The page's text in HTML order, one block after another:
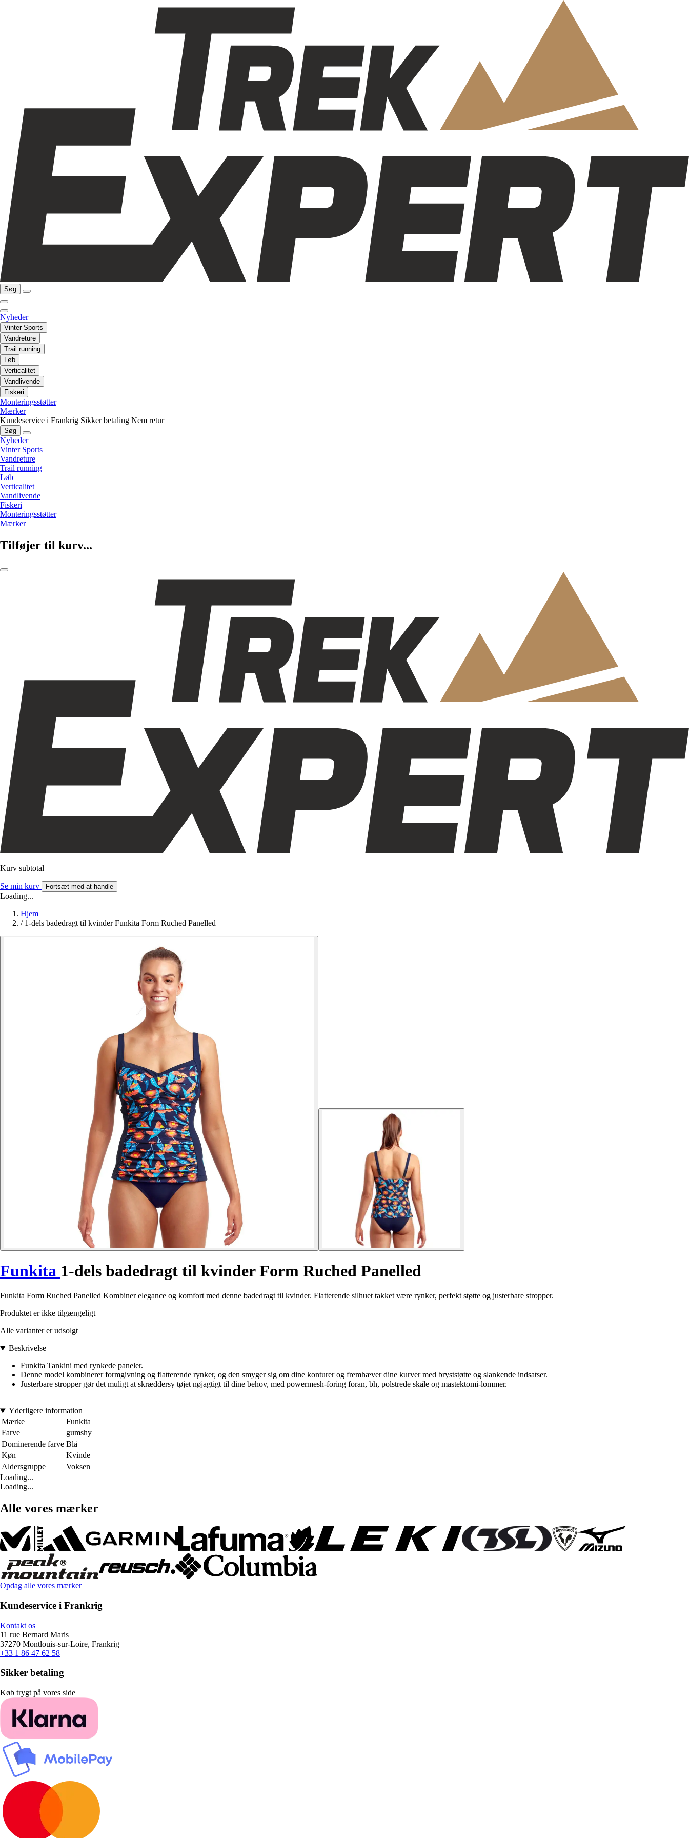
Søg
Nyheder
Vinter Sports
Vandreture
Trail running
Løb
Verticalitet
Vandlivende
Fiskeri
Monteringsstøtter
Mærker
Kundeservice i Frankrig Sikker betaling Nem retur
Søg
Nyheder
Vinter Sports
Vandreture
Trail running
Løb
Verticalitet
Vandlivende
Fiskeri
Monteringsstøtter
Mærker
Tilføjer til kurv...
Kurv subtotal
Se min kurv Fortsæt med at handle
Loading...
Hjem
/ 1-dels badedragt til kvinder Funkita Form Ruched Panelled
Funkita 1-dels badedragt til kvinder Form Ruched Panelled
Funkita Form Ruched Panelled Kombiner elegance og komfort med denne badedragt til kvinder. Flatterende silhuet takket være rynker, perfekt støtte og justerbare stropper.
Produktet er ikke tilgængeligt
Alle varianter er udsolgt
Beskrivelse
Funkita Tankini med rynkede paneler.
Denne model kombinerer formgivning og flatterende rynker, og den smyger sig om dine konturer og fremhæver dine kurver med bryststøtte og slankende indsatser.
Justerbare stropper gør det muligt at skræddersy tøjet nøjagtigt til dine behov, med powermesh-foring foran, bh, polstrede skåle og mastektomi-lommer.
Yderligere information
Mærke
Funkita
Farve
gumshy
Dominerende farve Blå
Køn
Kvinde
Aldersgruppe
Voksen
Loading...
Loading...
Alle vores mærker
Opdag alle vores mærker
Kundeservice i Frankrig
Kontakt os
11 rue Bernard Maris
37270 Montlouis-sur-Loire, Frankrig
+33 1 86 47 62 58
Sikker betaling
Køb trygt på vores side